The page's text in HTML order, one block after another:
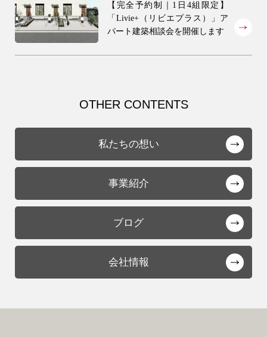
【完全予約制｜1日4組限定】
「Livie+（リビエプラス）」ア
パート建築相談会を開催します
OTHER CONTENTS
私たちの想い
事業紹介
ブログ
会社情報
0120-70-1212
0120-37-7611
営業時間 9時〜17時（定休／水曜日）
04-2950-7171
04-2968-5522
9時〜18時
（定休／水曜日）
注文住宅
0120-70-1212